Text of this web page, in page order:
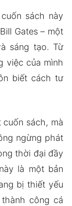
sách này
Gates – một
sáng tạo. Từ
việc của mình
biết cách tư
cuốn sách, mà
ngừng phát
thời đại đầy
là một bản
bị thiết yếu
công cá